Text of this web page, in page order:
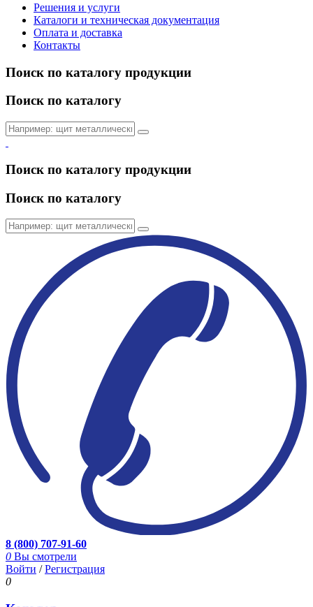
Решения и услуги
Каталоги и техническая документация
Оплата и доставка
Контакты
Поиск по каталогу продукции
Поиск по каталогу
Поиск по каталогу продукции
Поиск по каталогу
8 (800) 707-91-60
0 Вы смотрели
Войти /Регистрация
0